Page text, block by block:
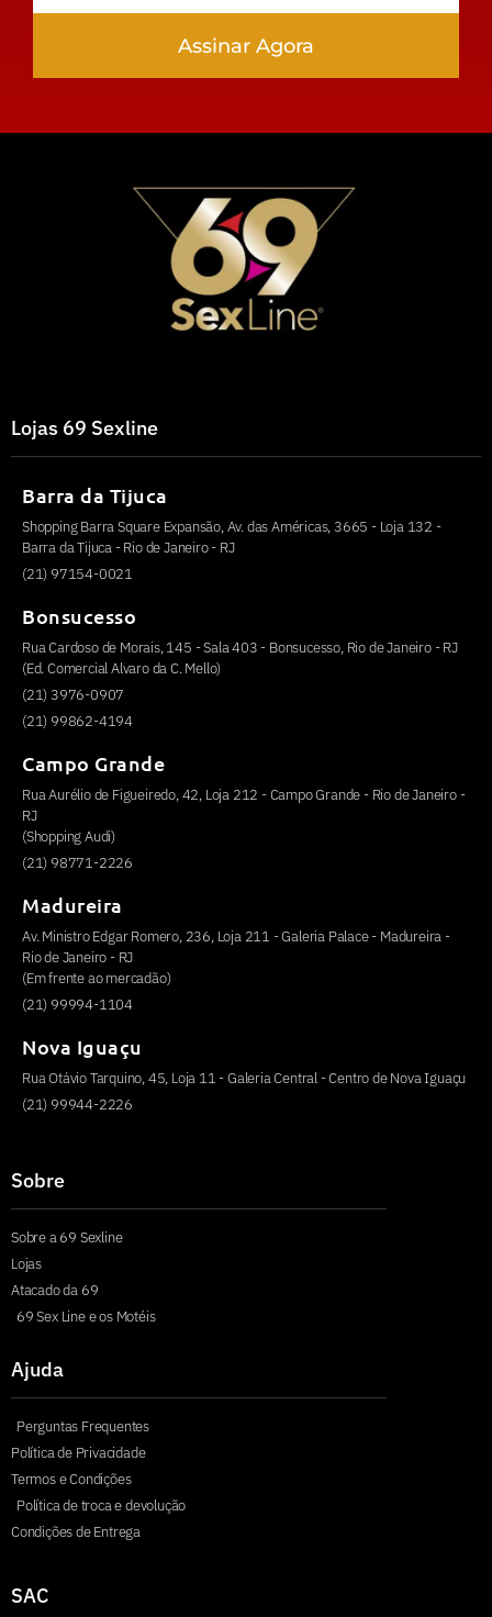
Assinar Agora
Lojas 69 Sexline
Barra da Tijuca
Shopping Barra Square Expansão, Av. das Américas, 3665 - Loja 132 -
Barra da Tijuca - Rio de Janeiro - RJ
(21) 97154-0021
Bonsucesso
Rua Cardoso de Morais, 145 - Sala 403 - Bonsucesso, Rio de Janeiro - RJ
(Ed. Comercial Alvaro da C. Mello)
(21) 3976-0907
(21) 99862-4194
Campo Grande
Rua Aurélio de Figueiredo, 42, Loja 212 - Campo Grande - Rio de Janeiro -
RJ
(Shopping Audi)
(21) 98771-2226
Madureira
Av. Ministro Edgar Romero, 236, Loja 211 - Galeria Palace - Madureira -
Rio de Janeiro - RJ
(Em frente ao mercadão)
(21) 99994-1104
Nova Iguaçu
Rua Otávio Tarquino, 45, Loja 11 - Galeria Central - Centro de Nova Iguaçu
(21) 99944-2226
Sobre
Sobre a 69 Sexline
Lojas
Atacado da 69
69 Sex Line e os Motéis
Ajuda
Perguntas Frequentes
Política de Privacidade
Termos e Condições
Política de troca e devolução
Condições de Entrega
SAC